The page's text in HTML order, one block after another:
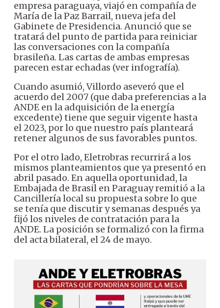
empresa paraguaya, viajó en compañía de
María de la Paz Barrail, nueva jefa del
Gabinete de Presidencia. Anunció que se
tratará del punto de partida para reiniciar
las conversaciones con la compañía
brasileña. Las cartas de ambas empresas
parecen estar echadas (ver infografía).
Cuando asumió, Villordo aseveró que el
acuerdo del 2007 (que daba preferencias a la
ANDE en la adquisición de la energía
excedente) tiene que seguir vigente hasta
el 2023, por lo que nuestro país planteará
retener algunos de sus favorables puntos.
Por el otro lado, Eletrobras recurrirá a los
mismos planteamientos que ya presentó en
abril pasado. En aquella oportunidad, la
Embajada de Brasil en Paraguay remitió a la
Cancillería local su propuesta sobre lo que
se tenía que discutir y semanas después ya
fijó los niveles de contratación para la
ANDE. La posición se formalizó con la firma
del acta bilateral, el 24 de mayo.